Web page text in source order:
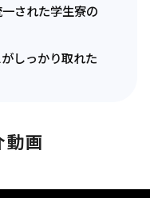
された学生寮の
しっかり取れた
動画